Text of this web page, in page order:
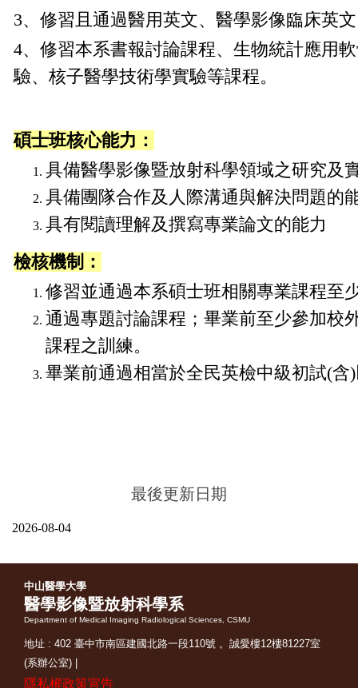
3、修習且通過醫用英文、醫學影像臨床英
4、修習本系書報討論課程、生物統計應用
驗、核子醫學技術學實驗等課程。
碩士班核心能力：
具備醫學影像暨放射科學領域之研究及
具備團隊合作及人際溝通與解決問題的
具有閱讀理解及撰寫專業論文的能力
檢核機制：
修習並通過本系碩士班相關專業課程至
通過專題討論課程；畢業前至少參加校
課程之訓練。
畢業前通過相當於全民英檢中級初試(
最後更新日期
2026-08-04
中山醫學大學
醫學影像暨放射科學系
Department of Medical Imaging Radiological Sciences, CSMU
地址 : 402 臺中市南區建國北路一段110號 。誠愛樓12樓81227室
(系辦公室) |
隱私權政策宣告